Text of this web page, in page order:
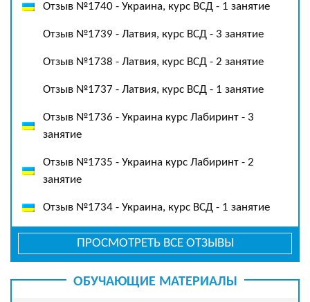
Отзыв №1740 - Украина, курс ВСД - 1 занятие
Отзыв №1739 - Латвия, курс ВСД - 3 занятие
Отзыв №1738 - Латвия, курс ВСД - 2 занятие
Отзыв №1737 - Латвия, курс ВСД - 1 занятие
Отзыв №1736 - Украина курс Лабиринт - 3
занятие
Отзыв №1735 - Украина курс Лабиринт - 2
занятие
Отзыв №1734 - Украина, курс ВСД - 1 занятие
ПРОСМОТРЕТЬ ВСЕ ОТЗЫВЫ
ОБУЧАЮЩИЕ МАТЕРИАЛЫ